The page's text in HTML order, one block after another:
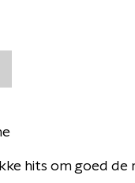
hits om goed de